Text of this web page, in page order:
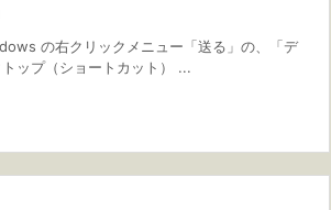
の右クリックメニュー「送る」の、「デ
トップ（ショートカット） ...